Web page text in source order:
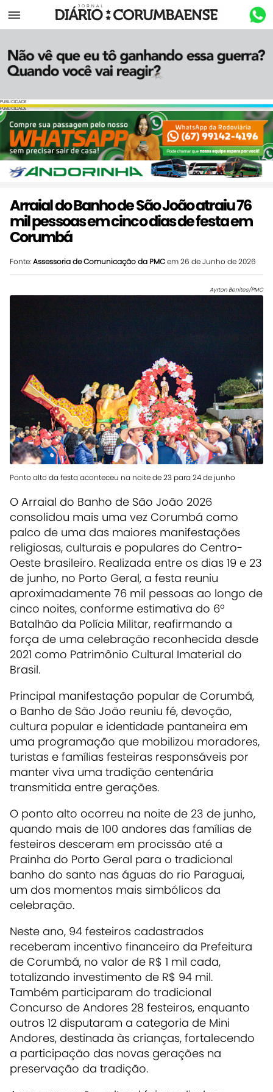
Menu
PUBLICIDADE
PUBLICIDADE
Arraial do Banho de São João atraiu 76
mil pessoas em cinco dias de festa em
Corumbá
Fonte:Assessoria de Comunicação da PMCem 26 de Junho de 2026
Ayrton Benites/PMC
Ponto alto da festa aconteceu na noite de 23 para 24 de junho
O Arraial do Banho de São João 2026
consolidou mais uma vez Corumbá como
palco de uma das maiores manifestações
religiosas, culturais e populares do Centro-
Oeste brasileiro. Realizada entre os dias 19 e 23
de junho, no Porto Geral, a festa reuniu
aproximadamente 76 mil pessoas ao longo de
cinco noites, conforme estimativa do 6º
Batalhão da Polícia Militar, reafirmando a
força de uma celebração reconhecida desde
2021 como Patrimônio Cultural Imaterial do
Brasil.
Principal manifestação popular de Corumbá,
o Banho de São João reuniu fé, devoção,
cultura popular e identidade pantaneira em
uma programação que mobilizou moradores,
turistas e famílias festeiras responsáveis por
manter viva uma tradição centenária
transmitida entre gerações.
O ponto alto ocorreu na noite de 23 de junho,
quando mais de 100 andores das famílias de
festeiros desceram em procissão até a
Prainha do Porto Geral para o tradicional
banho do santo nas águas do rio Paraguai,
um dos momentos mais simbólicos da
celebração.
Neste ano, 94 festeiros cadastrados
receberam incentivo financeiro da Prefeitura
de Corumbá, no valor de R$ 1 mil cada,
totalizando investimento de R$ 94 mil.
Também participaram do tradicional
Concurso de Andores 28 festeiros, enquanto
outros 12 disputaram a categoria de Mini
Andores, destinada às crianças, fortalecendo
a participação das novas gerações na
preservação da tradição.